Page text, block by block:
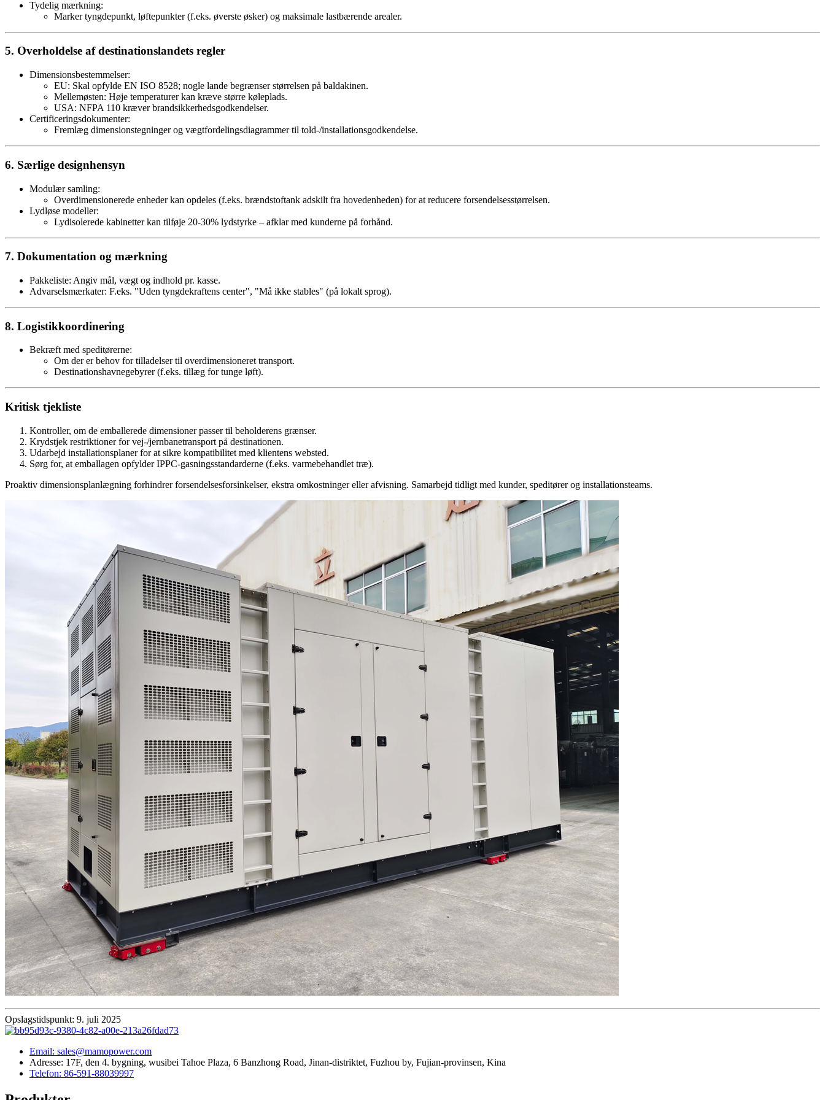
Tydelig mærkning:
Marker tyngdepunkt, løftepunkter (f.eks. øverste øsker) og maksimale lastbærende arealer.
5. Overholdelse af destinationslandets regler
Dimensionsbestemmelser:
EU: Skal opfylde EN ISO 8528; nogle lande begrænser størrelsen på baldakinen.
Mellemøsten: Høje temperaturer kan kræve større køleplads.
USA: NFPA 110 kræver brandsikkerhedsgodkendelser.
Certificeringsdokumenter:
Fremlæg dimensionstegninger og vægtfordelingsdiagrammer til told-/installationsgodkendelse.
6. Særlige designhensyn
Modulær samling:
Overdimensionerede enheder kan opdeles (f.eks. brændstoftank adskilt fra hovedenheden) for at reducere forsendelsesstørrelsen.
Lydløse modeller:
Lydisolerede kabinetter kan tilføje 20-30% lydstyrke – afklar med kunderne på forhånd.
7. Dokumentation og mærkning
Pakkeliste: Angiv mål, vægt og indhold pr. kasse.
Advarselsmærkater: F.eks. "Uden tyngdekraftens center", "Må ikke stables" (på lokalt sprog).
8. Logistikkoordinering
Bekræft med speditørerne:
Om der er behov for tilladelser til overdimensioneret transport.
Destinationshavnegebyrer (f.eks. tillæg for tunge løft).
Kritisk tjekliste
Kontroller, om de emballerede dimensioner passer til beholderens grænser.
Krydstjek restriktioner for vej-/jernbanetransport på destinationen.
Udarbejd installationsplaner for at sikre kompatibilitet med klientens websted.
Sørg for, at emballagen opfylder IPPC-gasningsstandarderne (f.eks. varmebehandlet træ).
Proaktiv dimensionsplanlægning forhindrer forsendelsesforsinkelser, ekstra omkostninger eller afvisning. Samarbejd tidligt med kunder, speditører og installationsteams.
Opslagstidspunkt: 9. juli 2025
Email: sales@mamopower.com
Adresse: 17F, den 4. bygning, wusibei Tahoe Plaza, 6 Banzhong Road, Jinan-distriktet, Fuzhou by, Fujian-provinsen, Kina
Telefon: 86-591-88039997